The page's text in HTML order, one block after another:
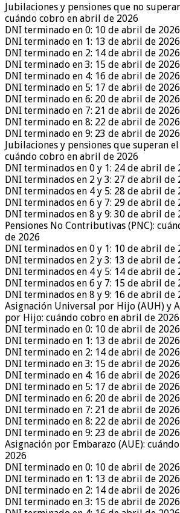
Jubilaciones y pensiones que no
cuándo cobro en abril de 2026
DNI terminado en 0: 10 de abril de 2026
DNI terminado en 1: 13 de abril de 2026
DNI terminado en 2: 14 de abril de 2026
DNI terminado en 3: 15 de abril de 2026
DNI terminado en 4: 16 de abril de 2026
DNI terminado en 5: 17 de abril de 2026
DNI terminado en 6: 20 de abril de 2026
DNI terminado en 7: 21 de abril de 2026
DNI terminado en 8: 22 de abril de 2026
DNI terminado en 9: 23 de abril de 2026
Jubilaciones y pensiones que superan
cuándo cobro en abril de 2026
DNI terminados en 0 y 1: 24 de abril de
DNI terminados en 2 y 3: 27 de abril de
DNI terminados en 4 y 5: 28 de abril de
DNI terminados en 6 y 7: 29 de abril de
DNI terminados en 8 y 9: 30 de abril de
Pensiones No Contributivas (PNC):
de 2026
DNI terminados en 0 y 1: 10 de abril de
DNI terminados en 2 y 3: 13 de abril de
DNI terminados en 4 y 5: 14 de abril de
DNI terminados en 6 y 7: 15 de abril de
DNI terminados en 8 y 9: 16 de abril de
Asignación Universal por Hijo (AUH) y
por Hijo: cuándo cobro en abril de 2026
DNI terminado en 0: 10 de abril de 2026
DNI terminado en 1: 13 de abril de 2026
DNI terminado en 2: 14 de abril de 2026
DNI terminado en 3: 15 de abril de 2026
DNI terminado en 4: 16 de abril de 2026
DNI terminado en 5: 17 de abril de 2026
DNI terminado en 6: 20 de abril de 2026
DNI terminado en 7: 21 de abril de 2026
DNI terminado en 8: 22 de abril de 2026
DNI terminado en 9: 23 de abril de 2026
Asignación por Embarazo (AUE):
2026
DNI terminado en 0: 10 de abril de 2026
DNI terminado en 1: 13 de abril de 2026
DNI terminado en 2: 14 de abril de 2026
DNI terminado en 3: 15 de abril de 2026